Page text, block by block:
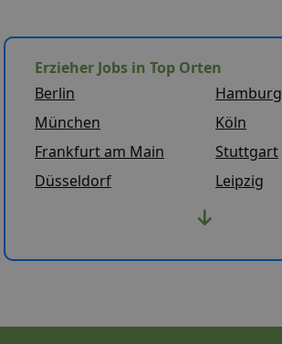
Erzieher Jobs in Top Orten
Berlin
Hamburg
München
Köln
Frankfurt am Main
Stuttgart
Düsseldorf
Leipzig